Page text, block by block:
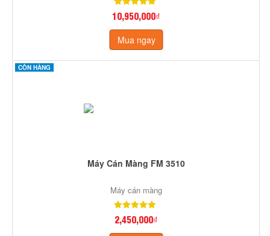
10,950,000₫
Mua ngay
CÒN HÀNG
Máy Cán Màng FM 3510
Máy cán màng
2,450,000₫